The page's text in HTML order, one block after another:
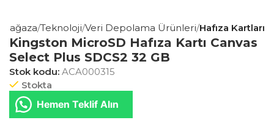
Mağaza Teknoloji Veri Depolama Ürünleri Hafıza Kartları
Kingston MicroSD Hafıza Kartı Canvas
Select Plus SDCS2 32 GB
Stok kodu: ACA000315
Stokta
Hemen Teklif Alın